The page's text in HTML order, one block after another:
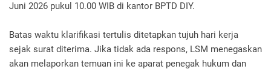
Juni 2026 pukul 10.00 WIB di kantor BPTD DIY.
Batas waktu klarifikasi tertulis ditetapkan tujuh hari kerja
sejak surat diterima. Jika tidak ada respons, LSM menegaskan
akan melaporkan temuan ini ke aparat penegak hukum dan